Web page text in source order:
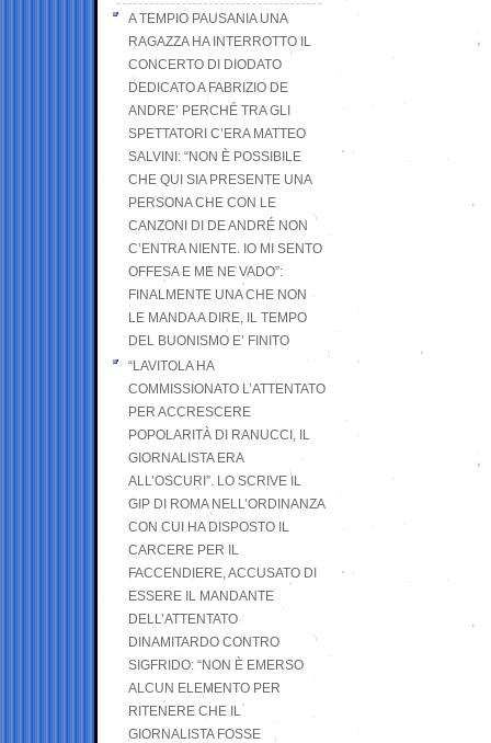
A TEMPIO PAUSANIA UNA
RAGAZZA HA INTERROTTO IL
CONCERTO DI DIODATO
DEDICATO A FABRIZIO DE
ANDRE’ PERCHÉ TRA GLI
SPETTATORI C’ERA MATTEO
SALVINI: “NON È POSSIBILE
CHE QUI SIA PRESENTE UNA
PERSONA CHE CON LE
CANZONI DI DE ANDRÉ NON
C’ENTRA NIENTE. IO MI SENTO
OFFESA E ME NE VADO”:
FINALMENTE UNA CHE NON
LE MANDA A DIRE, IL TEMPO
DEL BUONISMO E’ FINITO
“LAVITOLA HA
COMMISSIONATO L’ATTENTATO
PER ACCRESCERE
POPOLARITÀ DI RANUCCI, IL
GIORNALISTA ERA
ALL’OSCURI”. LO SCRIVE IL
GIP DI ROMA NELL’ORDINANZA
CON CUI HA DISPOSTO IL
CARCERE PER IL
FACCENDIERE, ACCUSATO DI
ESSERE IL MANDANTE
DELL’ATTENTATO
DINAMITARDO CONTRO
SIGFRIDO: “NON È EMERSO
ALCUN ELEMENTO PER
RITENERE CHE IL
GIORNALISTA FOSSE